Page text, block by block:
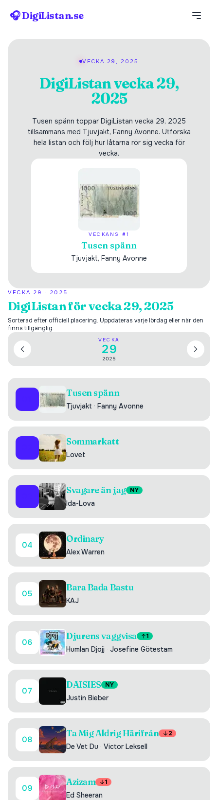
🎧 DigiListan.se
VECKA 29, 2025
DigiListan vecka 29,
2025
Tusen spänn toppar DigiListan vecka 29, 2025
tillsammans med Tjuvjakt, Fanny Avonne. Utforska
hela listan och följ hur låtarna rör sig vecka för
vecka.
VECKANS #1
Tusen spänn
Tjuvjakt, Fanny Avonne
VECKA 29 · 2025
DigiListan för vecka 29, 2025
Sorterad efter officiell placering. Uppdateras varje lördag eller när den
finns tillgänglig.
VECKA
29
2025
Tusen spänn
Tjuvjakt · Fanny Avonne
Sommarkatt
Lovet
Svagare än jag NY
Ida-Lova
04
Ordinary
Alex Warren
05
Bara Bada Bastu
KAJ
06
Djurens vaggvisa 1
Humlan Djojj · Josefine Götestam
07
DAISIES NY
Justin Bieber
08
Ta Mig Aldrig Härifrån 2
De Vet Du · Victor Leksell
09
Azizam 1
Ed Sheeran